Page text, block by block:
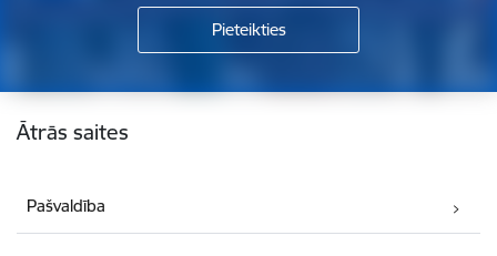
Kājene
Ātrās saites
Pašvaldība